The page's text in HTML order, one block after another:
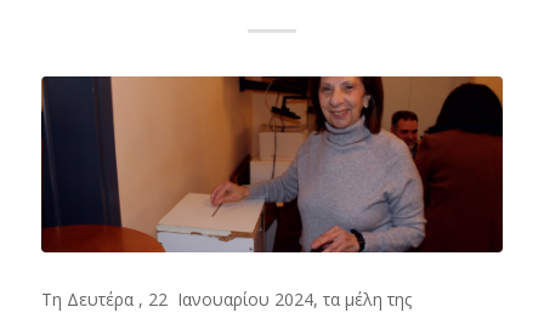
Τη Δευτέρα , 22 Ιανουαρίου 2024, τα μέλη της